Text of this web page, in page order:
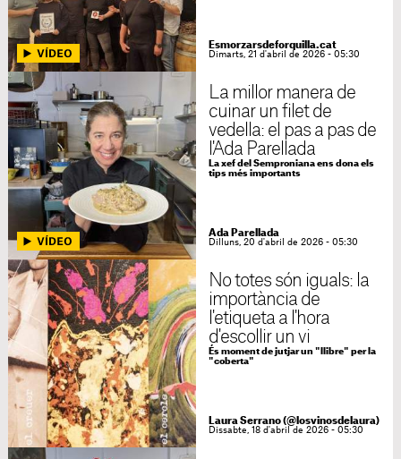
Esmorzarsdeforquilla.cat
Dimarts, 21 d'abril de 2026 - 05:30
La millor manera de
cuinar un filet de
vedella: el pas a pas de
l'Ada Parellada
La xef del Semproniana ens dona els
tips més importants
Ada Parellada
Dilluns, 20 d'abril de 2026 - 05:30
No totes són iguals: la
importància de
l'etiqueta a l'hora
d'escollir un vi
És moment de jutjar un "llibre" per la
"coberta"
Laura Serrano (@losvinosdelaura)
Dissabte, 18 d'abril de 2026 - 05:30